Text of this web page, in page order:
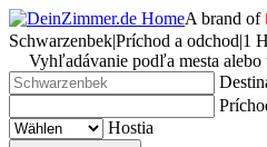
A brand of
Schwarzenbek|Príchod a odchod|1
Vyhľadávanie podľa mesta alebo
Hostia